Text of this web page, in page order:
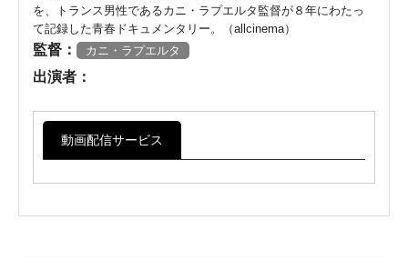
を、トランス男性であるカニ・ラプエルタ監督が８年にわたっ
て記録した青春ドキュメンタリー。（allcinema）
監督： カニ・ラプエルタ
出演者：
動画配信サービス